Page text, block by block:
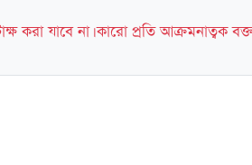
করা যাবে না। কারো প্রতি আক্রমনাত্বক